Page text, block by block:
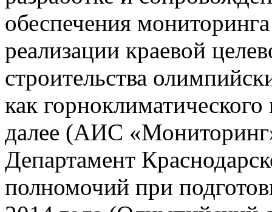
обеспечения
реализации краевой
строительства
как
далее (АИС
Департамент
полномочий при